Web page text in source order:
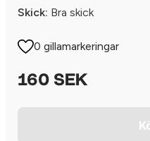
Skick: Bra skick
0 gillamarkeringar
160 SEK